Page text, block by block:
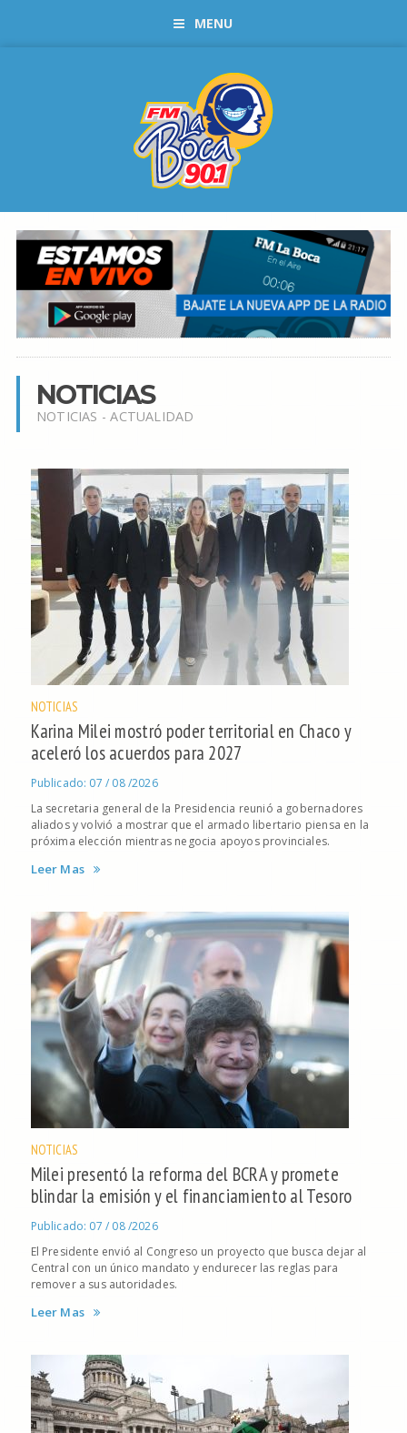
MENU
NOTICIAS
NOTICIAS - ACTUALIDAD
NOTICIAS
Karina Milei mostró poder territorial en Chaco y
aceleró los acuerdos para 2027
Publicado: 07 / 08 /2026
La secretaria general de la Presidencia reunió a gobernadores
aliados y volvió a mostrar que el armado libertario piensa en la
próxima elección mientras negocia apoyos provinciales.
Leer Mas
NOTICIAS
Milei presentó la reforma del BCRA y promete
blindar la emisión y el financiamiento al Tesoro
Publicado: 07 / 08 /2026
El Presidente envió al Congreso un proyecto que busca dejar al
Central con un único mandato y endurecer las reglas para
remover a sus autoridades.
Leer Mas